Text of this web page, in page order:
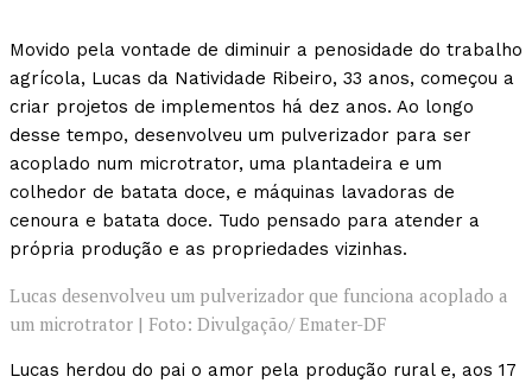
Movido pela vontade de diminuir a penosidade do trabalho
agrícola, Lucas da Natividade Ribeiro, 33 anos, começou a
criar projetos de implementos há dez anos. Ao longo
desse tempo, desenvolveu um pulverizador para ser
acoplado num microtrator, uma plantadeira e um
colhedor de batata doce, e máquinas lavadoras de
cenoura e batata doce. Tudo pensado para atender a
própria produção e as propriedades vizinhas.
Lucas desenvolveu um pulverizador que funciona acoplado a
um microtrator | Foto: Divulgação/ Emater-DF
Lucas herdou do pai o amor pela produção rural e, aos 17